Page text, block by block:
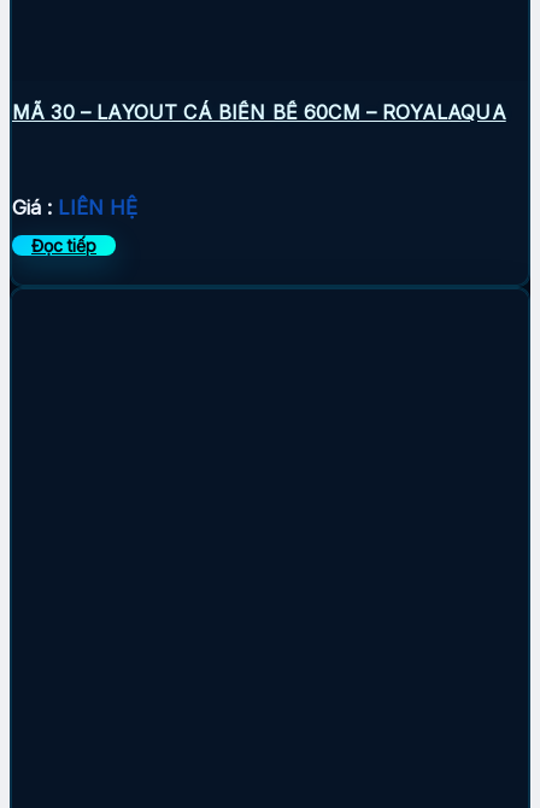
MÃ 30 – LAYOUT CÁ BIỂN BỂ 60CM – ROYALAQUA
Giá : LIÊN HỆ
Đọc tiếp